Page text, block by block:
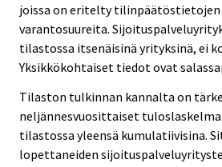
joissa on eritelty tilinpäätöstietojen
varantosuureita.
tilastossa itsenäisinä yrityksinä, ei
Yksikkökohtaiset tiedot ovat
Tilaston tulkinnan kannalta on
neljännesvuosittaiset
tilastossa yleensä kumulatiivisina.
lopettaneiden